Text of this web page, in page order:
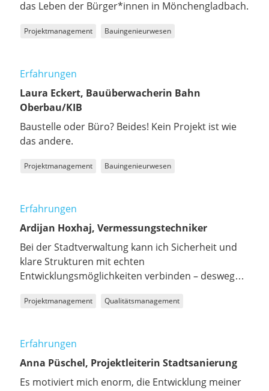
das Leben der Bürger*innen in Mönchengladbach.
Projektmanagement Bauingenieurwesen
Erfahrungen
Laura Eckert, Bauüberwacherin Bahn
Oberbau/KIB
Baustelle oder Büro? Beides! Kein Projekt ist wie
das andere.
Projektmanagement Bauingenieurwesen
Erfahrungen
Ardijan Hoxhaj, Vermessungstechniker
Bei der Stadtverwaltung kann ich Sicherheit und
klare Strukturen mit echten
Entwicklungsmöglichkeiten verbinden – deswegen
Projektmanagement Qualitätsmanagement
Erfahrungen
Anna Püschel, Projektleiterin Stadtsanierung
Es motiviert mich enorm, die Entwicklung meiner